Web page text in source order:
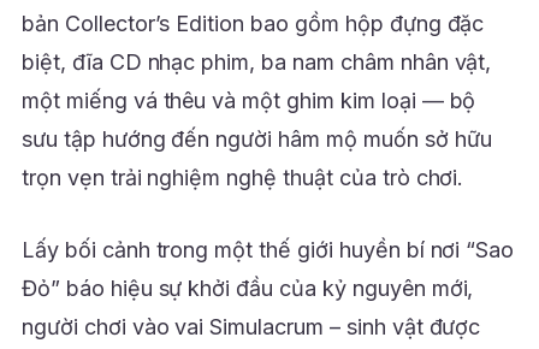
bản Collector’s Edition bao gồm hộp đựng đặc
biệt, đĩa CD nhạc phim, ba nam châm nhân vật,
một miếng vá thêu và một ghim kim loại — bộ
sưu tập hướng đến người hâm mộ muốn sở hữu
trọn vẹn trải nghiệm nghệ thuật của trò chơi.
Lấy bối cảnh trong một thế giới huyền bí nơi “Sao
Đỏ” báo hiệu sự khởi đầu của kỷ nguyên mới,
người chơi vào vai Simulacrum – sinh vật được